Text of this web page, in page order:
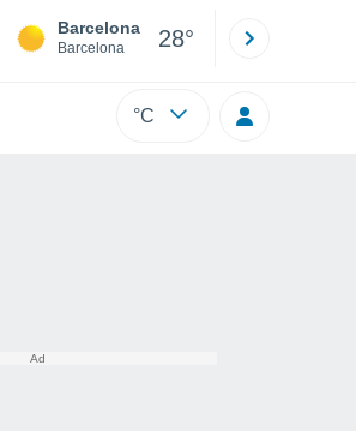
Barcelona
Barcelona 28°
°C